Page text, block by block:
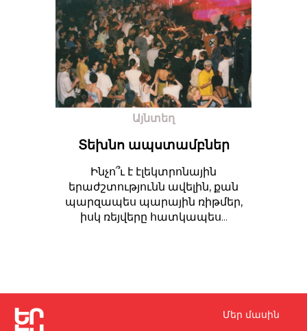
Այնտեղ
Տեխնո ապստամբներ
Ինչո՞ւ է էլեկտրոնային
երաժշտությունն ավելին, քան
պարզապես պարային ռիթմեր,
իսկ ռեյվերը հատկապես...
Մեր մասին